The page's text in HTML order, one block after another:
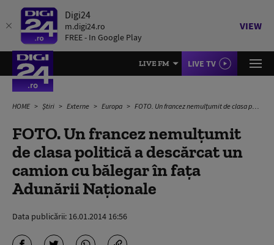
Digi24
m.digi24.ro
FREE - In Google Play
VIEW
LIVE FM LIVE TV
HOME Știri Externe Europa FOTO. Un francez nemulțumit de clasa politică a descărcat un camion cu bălegar în faţa Adunării Naţionale
FOTO. Un francez nemulțumit
de clasa politică a descărcat un
camion cu bălegar în faţa
Adunării Naţionale
Data publicării: 16.01.2014 16:56